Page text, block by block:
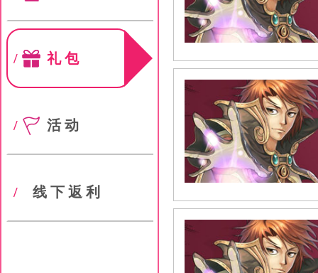
礼包
/
活动
/
线下返利
/